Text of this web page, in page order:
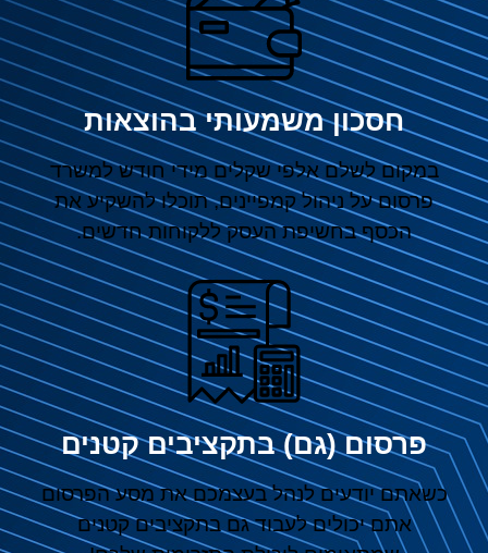
חסכון משמעותי בהוצאות
במקום לשלם אלפי שקלים מידי חודש למשרד
פרסום על ניהול קמפיינים, תוכלו להשקיע את
הכסף בחשיפת העסק ללקוחות חדשים.
פרסום (גם) בתקציבים קטנים
כשאתם יודעים לנהל בעצמכם את מסע הפרסום
אתם יכולים לעבוד גם בתקציבים קטנים